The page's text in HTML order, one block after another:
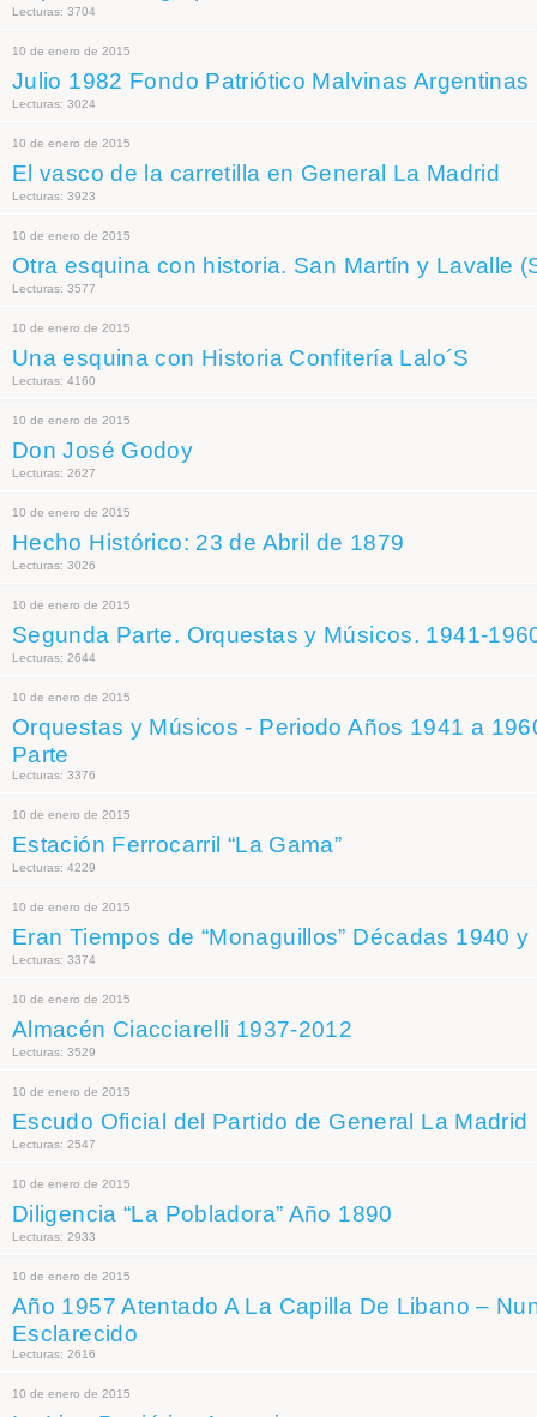
Lecturas: 3704
10 de enero de 2015
Julio 1982 Fondo Patriótico Malvinas Argentinas
Lecturas: 3024
10 de enero de 2015
El vasco de la carretilla en General La Madrid
Lecturas: 3923
10 de enero de 2015
Otra esquina con historia. San Martín y Lavalle
Lecturas: 3577
10 de enero de 2015
Una esquina con Historia Confitería Lalo´S
Lecturas: 4160
10 de enero de 2015
Don José Godoy
Lecturas: 2627
10 de enero de 2015
Hecho Histórico: 23 de Abril de 1879
Lecturas: 3026
10 de enero de 2015
Segunda Parte. Orquestas y Músicos. 1941-
Lecturas: 2644
10 de enero de 2015
Orquestas y Músicos - Periodo Años 1941 a
Parte
Lecturas: 3376
10 de enero de 2015
Estación Ferrocarril “La Gama”
Lecturas: 4229
10 de enero de 2015
Eran Tiempos de “Monaguillos” Décadas 1940 y
Lecturas: 3374
10 de enero de 2015
Almacén Ciacciarelli 1937-2012
Lecturas: 3529
10 de enero de 2015
Escudo Oficial del Partido de General La Madrid
Lecturas: 2547
10 de enero de 2015
Diligencia “La Pobladora” Año 1890
Lecturas: 2933
10 de enero de 2015
Año 1957 Atentado A La Capilla De Libano –
Esclarecido
Lecturas: 2616
10 de enero de 2015